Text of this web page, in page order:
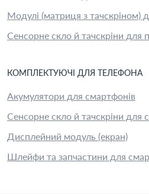
Модулі (матриця з тачскріном)
Сенсорне скло й тачскріни для
КОМПЛЕКТУЮЧІ ДЛЯ ТЕЛЕФОНА
Акумулятори для смартфонів
Сенсорне скло й тачскріни для
Дисплейний модуль (екран)
Шлейфи та запчастини для